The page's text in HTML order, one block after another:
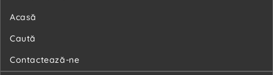
Acasă
Caută
Contactează-ne